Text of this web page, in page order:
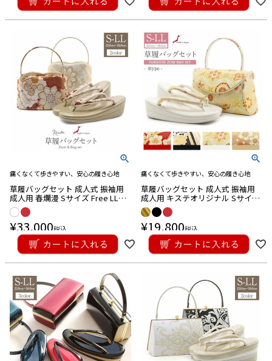
痛くなくて歩きやすい、安心の履き心地
草履バッグセット 成人式 振袖用
成人用 春爛漫 Sサイズ Free LLサ
イズ 3展開 ホワイト レッド 華紋
織り生地 エナメル 2枚芯 日本製
¥33,000税込
痛くなくて歩きやすい、安心の履き心地
草履バッグセット 成人式 振袖用
成人用 キステオリジナル Sサイズ
Free LLサイズ 花柄 牡丹 椿 織り生
地 エナメル 2枚芯 日本製
¥19,800税込